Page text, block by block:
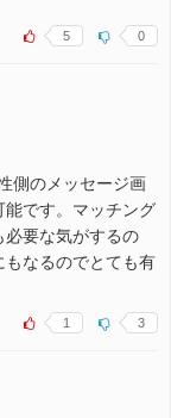
5 0
側のメッセージ画
です。マッチング
必要な気がするの
もなるのでとても有
1 3